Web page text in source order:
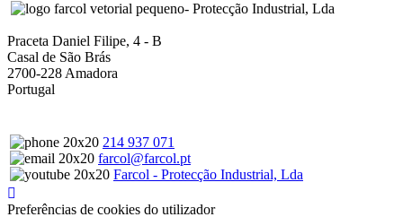
- Protecção Industrial, Lda
Praceta Daniel Filipe, 4 - B
Casal de São Brás
2700-228 Amadora
Portugal
214 937 071
farcol@farcol.pt
Farcol - Protecção Industrial, Lda
Preferências de cookies do utilizador